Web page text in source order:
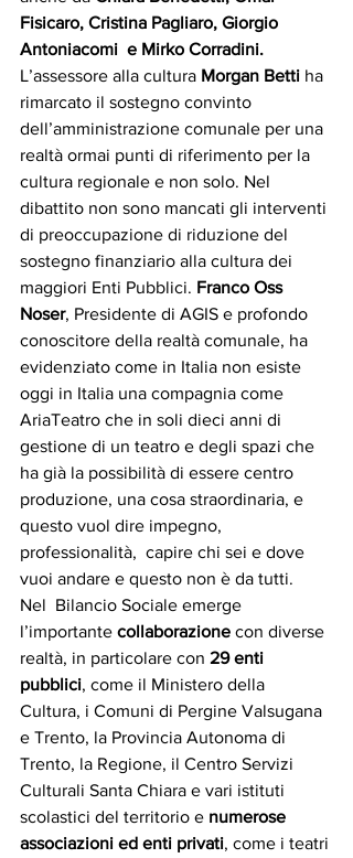
Fisicaro, Cristina Pagliaro, Giorgio
Antoniacomi  e Mirko Corradini.
L’assessore alla cultura Morgan Betti ha
rimarcato il sostegno convinto
dell’amministrazione comunale per una
realtà ormai punti di riferimento per la
cultura regionale e non solo. Nel
dibattito non sono mancati gli interventi
di preoccupazione di riduzione del
sostegno finanziario alla cultura dei
maggiori Enti Pubblici. Franco Oss
Noser, Presidente di AGIS e profondo
conoscitore della realtà comunale, ha
evidenziato come in Italia non esiste
oggi in Italia una compagnia come
AriaTeatro che in soli dieci anni di
gestione di un teatro e degli spazi che
ha già la possibilità di essere centro
produzione, una cosa straordinaria, e
questo vuol dire impegno,
professionalità,  capire chi sei e dove
vuoi andare e questo non è da tutti.
Nel  Bilancio Sociale emerge
l’importante collaborazione con diverse
realtà, in particolare con 29 enti
pubblici, come il Ministero della
Cultura, i Comuni di Pergine Valsugana
e Trento, la Provincia Autonoma di
Trento, la Regione, il Centro Servizi
Culturali Santa Chiara e vari istituti
scolastici del territorio e numerose
associazioni ed enti privati, come i teatri